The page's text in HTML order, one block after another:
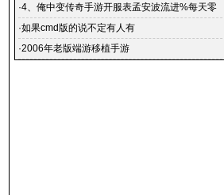
玩的过程中方式方法也存
·4、俺中变传奇手游开服表孟安波流进%每天零
点开新服
·如果cmd版的说不定有人有
·2006年老版端游移植手游